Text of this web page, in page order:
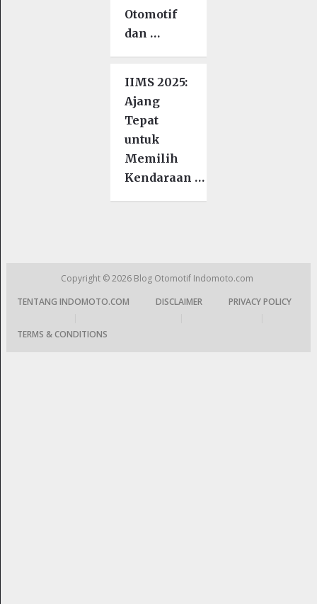
Otomotif
dan …
IIMS 2025:
Ajang
Tepat
untuk
Memilih
Kendaraan …
Copyright © 2026 Blog Otomotif Indomoto.com
TENTANG INDOMOTO.COM
DISCLAIMER
PRIVACY POLICY
TERMS & CONDITIONS